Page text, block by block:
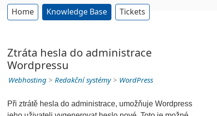
Home Knowledge Base Tickets
Ztráta hesla do administrace
Wordpressu
Webhosting > Redakční systémy> WordPress
Při ztrátě hesla do administrace, umožňuje Wordpress